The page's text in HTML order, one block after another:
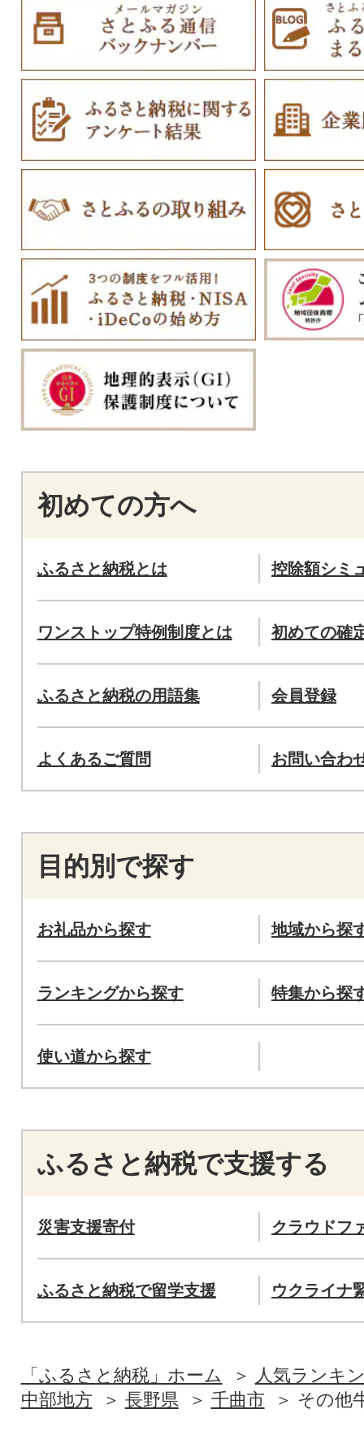
初めての方へ
ふるさと納税とは 控除額シミ
ワンストップ特例制度とは 初めての確
ふるさと納税の用語集 会員登録
よくあるご質問 お問い合わ
目的別で探す
お礼品から探す 地域から探
ランキングから探す 特集から探
使い道から探す
ふるさと納税で支援する
災害支援寄付 クラウドフ
ふるさと納税で留学支援 ウクライナ
「ふるさと納税」ホーム
人気ランキ
中部地方
長野県 千曲市 その他